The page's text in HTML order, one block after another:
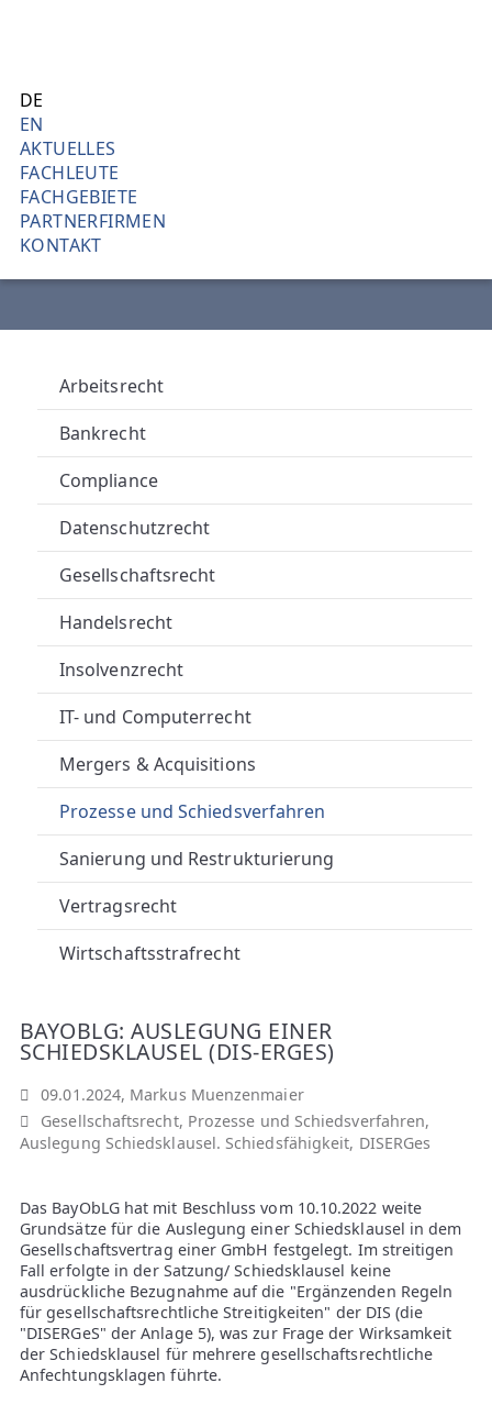
H
L
N
D
U
H
A
N
W
Ä
L
T
E
DE
EN
AKTUELLES
FACHLEUTE
FACHGEBIETE
PARTNERFIRMEN
KONTAKT
Arbeitsrecht
Bankrecht
Compliance
Datenschutzrecht
Gesellschaftsrecht
Handelsrecht
Insolvenzrecht
IT- und Computerrecht
Mergers & Acquisitions
Prozesse und Schiedsverfahren
Sanierung und Restrukturierung
Vertragsrecht
Wirtschaftsstrafrecht
BAYOBLG: AUSLEGUNG EINER
SCHIEDSKLAUSEL (DIS-ERGES)
09.01.2024, Markus Muenzenmaier
Gesellschaftsrecht, Prozesse und Schiedsverfahren,
Auslegung Schiedsklausel. Schiedsfähigkeit, DISERGes
Das BayObLG hat mit Beschluss vom 10.10.2022 weite
Grundsätze für die Auslegung einer Schiedsklausel in dem
Gesellschaftsvertrag einer GmbH festgelegt. Im streitigen
Fall erfolgte in der Satzung/ Schiedsklausel keine
ausdrückliche Bezugnahme auf die "Ergänzenden Regeln
für gesellschaftsrechtliche Streitigkeiten" der DIS (die
"DISERGeS" der Anlage 5), was zur Frage der Wirksamkeit
der Schiedsklausel für mehrere gesellschaftsrechtliche
Anfechtungsklagen führte.